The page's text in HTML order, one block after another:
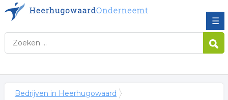
☰
Bedrijven in Heerhugowaard